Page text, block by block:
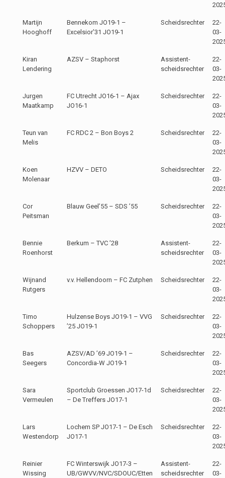
Martijn
Hooghoff
Bennekom JO19-1 –
Excelsior’31 JO19-1
Scheidsrechter
22-
03-
Kiran
Lendering
AZSV – Staphorst
Assistent-
scheidsrechter
22-
03-
Jurgen
Maatkamp
FC Utrecht JO16-1 – Ajax
JO16-1
Scheidsrechter
22-
03-
Teun van
Melis
FC RDC 2 – Bon Boys 2 Scheidsrechter
22-
03-
Koen
Molenaar
HZVV – DETO Scheidsrechter
22-
03-
Cor
Peitsman
Blauw Geel’55 – SDS ’55 Scheidsrechter
22-
03-
Bennie
Roenhorst
Berkum – TVC ’28
Assistent-
scheidsrechter
22-
03-
Wijnand
Rutgers
v.v. Hellendoorn – FC Zutphen Scheidsrechter
22-
03-
Timo
Schoppers
Hulzense Boys JO19-1 – VVG
’25 JO19-1
Scheidsrechter
22-
03-
Bas
Seegers
AZSV/AD ’69 JO19-1 –
Concordia-W JO19-1
Scheidsrechter
22-
03-
Sara
Vermeulen
Sportclub Groessen JO17-1d
– De Treffers JO17-1
Scheidsrechter
22-
03-
Lars
Westendorp
Lochem SP JO17-1 – De Esch
JO17-1
Scheidsrechter
22-
03-
Reinier
Wissing
FC Winterswijk JO17-3 –
UB/GWVV/NVC/SDOUC/Etten
Assistent-
scheidsrechter
22-
03-